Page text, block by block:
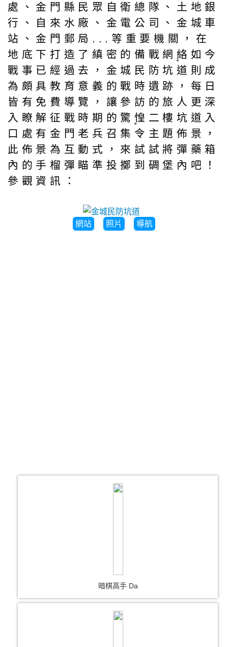
處、金門縣民眾自衛總隊、土地銀
行、自來水廠、金電公司、金城車
站、金門郵局...等重要機關，在
地底下打造了縝密的備戰網絡〪如今
戰事已經過去，金城民防坑道則成
為頗具教育意義的戰時遺跡，每日
皆有免費導覽，讓參訪的旅人更深
入瞭解征戰時期的驚惶〪二樓坑道入
口處有金門老兵召集令主題佈景，
此佈景為互動式，來試試將彈藥箱
內的手榴彈瞄準投擲到碉堡內吧！
參觀資訊：
網站 照片 導航
暗棋高手 Da